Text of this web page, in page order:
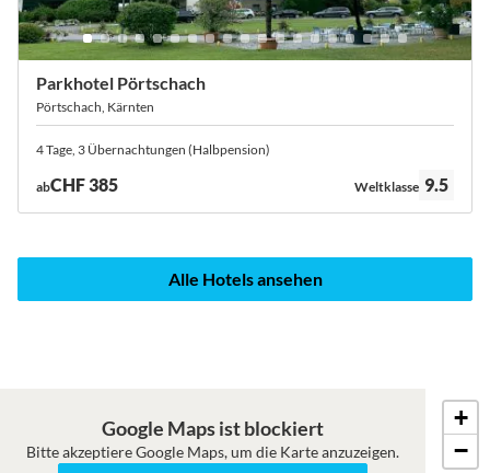
Parkhotel Pörtschach
Pörtschach, Kärnten
4 Tage, 3 Übernachtungen (Halbpension)
abCHF 385 Bewertung:
Weltklasse 9.5
Alle Hotels ansehen
Roadmap Satellit
+
−
Google Maps ist blockiert
Bitte akzeptiere Google Maps, um die Karte anzuzeigen.